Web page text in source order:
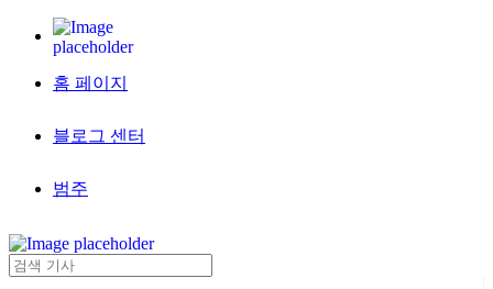
홈 페이지
블로그 센터
범주